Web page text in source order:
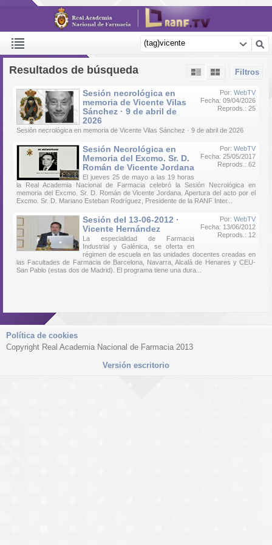
Filtros
Resultados de búsqueda
Por: WebTV
Fecha: 09/04/2026
Reprods.: 25
Sesión necrológica en
memoria de Vicente Vilas
Sánchez · 9 de abril de
2026
Sesión necrológica en memoria de Vicente Vilas Sánchez · 9 de abril de 2026
Por: WebTV
Fecha: 25/05/2017
Reprods.: 62
Sesión Necrológica en
Memoria del Excmo. Sr. D.
Román de Vicente Jordana
El jueves 25 de mayo a las 19 horas
la Real Academia Nacional de Farmacia celebró la Sesión Necrológica en
memoria del Excmo. Sr. D. Román de Vicente Jordana. Apertura del acto por el
Excmo. Sr. D. Mariano Esteban Rodríguez, Presidente de la RANF Inter...
Por: WebTV
Fecha: 13/06/2012
Reprods.: 12
Sesión del 13-06-2012 ·
Vicente Hernández
La especialidad de Farmacia
Industrial y Galénica, se oferta en
régimen de escuela en las unidades docentes creadas en
las Facultades de Farmacia de Barcelona, Navarra, Alcalá de Henares y CEU-
San Pablo (estas dos de Madrid). El programa tiene una dura...
Política de cookies
Copyright Real Academia Nacional de Farmacia 2013
Versión escritorio